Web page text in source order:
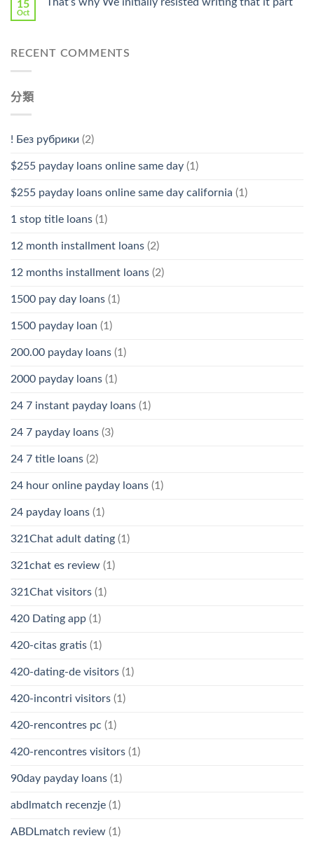
15
Oct
RECENT COMMENTS
分類
! Без рубрики (2)
$255 payday loans online same day (1)
$255 payday loans online same day california (1)
1 stop title loans (1)
12 month installment loans (2)
12 months installment loans (2)
1500 pay day loans (1)
1500 payday loan (1)
200.00 payday loans (1)
2000 payday loans (1)
24 7 instant payday loans (1)
24 7 payday loans (3)
24 7 title loans (2)
24 hour online payday loans (1)
24 payday loans (1)
321Chat adult dating (1)
321chat es review (1)
321Chat visitors (1)
420 Dating app (1)
420-citas gratis (1)
420-dating-de visitors (1)
420-incontri visitors (1)
420-rencontres pc (1)
420-rencontres visitors (1)
90day payday loans (1)
abdlmatch recenzje (1)
ABDLmatch review (1)